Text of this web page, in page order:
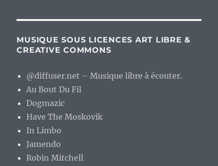
MUSIQUE SOUS LICENCES ART LIBRE &
CREATIVE COMMONS
@diffuser.net – Musique libre à écouter.
Au Bout Du Fil
Dogmazic
Have The Moskovik
In Limbo
Jamendo
Robin Mitchell